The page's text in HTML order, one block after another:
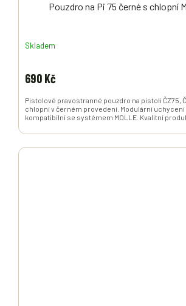
Pouzdro na Pi 75 černé s chlopní
Skladem
690 Kč
Pistolové pravostranné pouzdro na pistoli ČZ75,
chlopní v černém provedení. Modulární uchycení
kompatibilní se systémem MOLLE. Kvalitní